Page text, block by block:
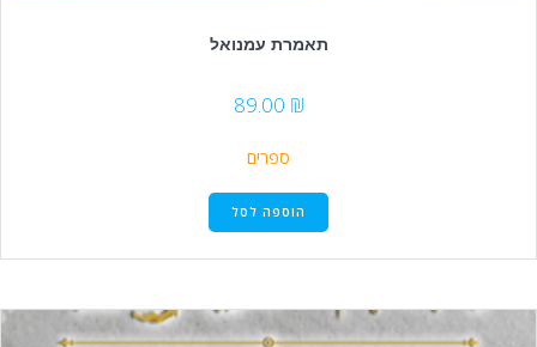
תאמרת עמנואל
89.00
ספרים
הוספה לסל